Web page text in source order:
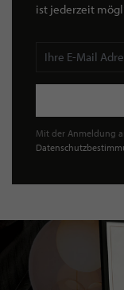
ist jederzeit
Mit der Anmeldung